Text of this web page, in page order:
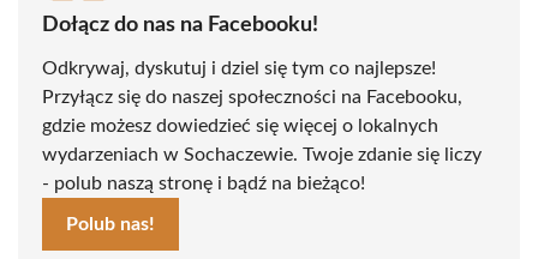
Dołącz do nas na Facebooku!
Odkrywaj, dyskutuj i dziel się tym co najlepsze!
Przyłącz się do naszej społeczności na Facebooku,
gdzie możesz dowiedzieć się więcej o lokalnych
wydarzeniach w Sochaczewie. Twoje zdanie się liczy
- polub naszą stronę i bądź na bieżąco!
Polub nas!